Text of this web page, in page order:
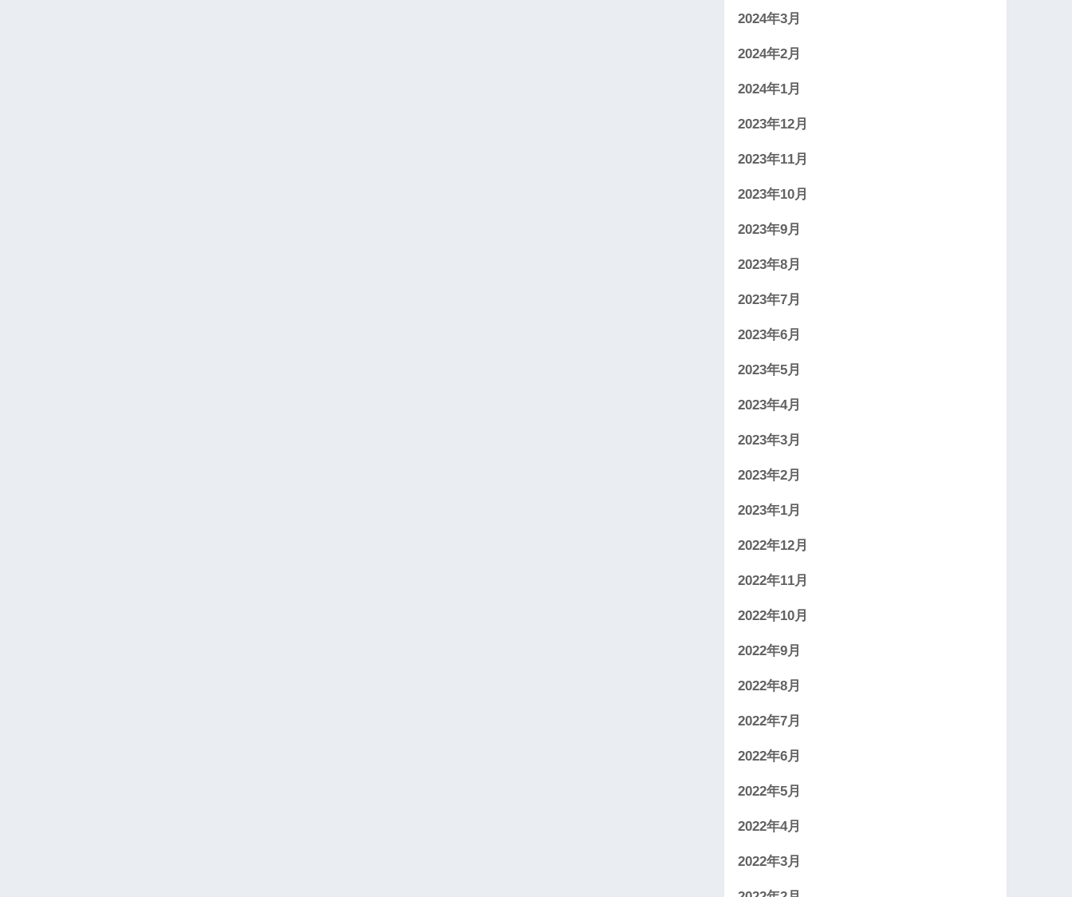
2024年3月
2024年2月
2024年1月
2023年12月
2023年11月
2023年10月
2023年9月
2023年8月
2023年7月
2023年6月
2023年5月
2023年4月
2023年3月
2023年2月
2023年1月
2022年12月
2022年11月
2022年10月
2022年9月
2022年8月
2022年7月
2022年6月
2022年5月
2022年4月
2022年3月